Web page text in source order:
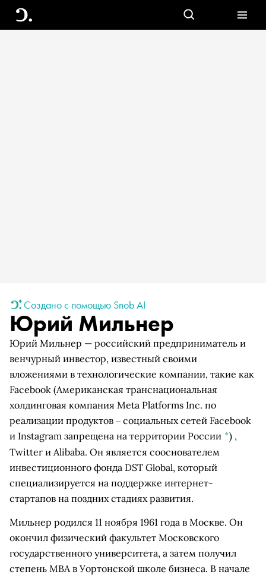
Создано с помощью Snob AI
Юрий Мильнер
Юрий Мильнер — российский предприниматель и
венчурный инвестор, известный своими
вложениями в технологические компании, такие как
Facebook (Американская транснациональная
холдинговая компания Meta Platforms Inc. по
реализации продуктов ‒ социальных сетей Facebook
и Instagram запрещена на территории России *) ,
Twitter и Alibaba. Он является сооснователем
инвестиционного фонда DST Global, который
специализируется на поддержке интернет-
стартапов на поздних стадиях развития.
Мильнер родился 11 ноября 1961 года в Москве. Он
окончил физический факультет Московского
государственного университета, а затем получил
степень MBA в Уортонской школе бизнеса. В начале